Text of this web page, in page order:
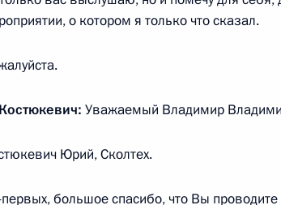
2021 года, четверг
о котором я только что сказал.
Уважаемый Владимир
Юрий, Сколтех.
большое спасибо, что Вы проводите